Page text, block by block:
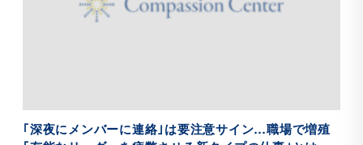
｢深夜にメンバーに連絡｣は要注意サイン…職場で増殖